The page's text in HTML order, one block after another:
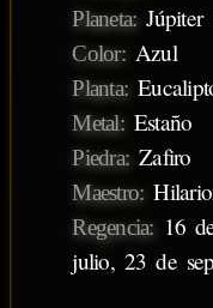
Planeta: Júpiter
Color:Azul
Planta:
Metal:Estaño
Piedra: Zafiro
Maestro:
Regencia: 16
julio, 23 de